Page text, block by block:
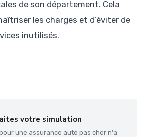
de son département. Cela
les charges et d’éviter de
inutilisés.
votre simulation
une assurance auto pas cher n'a